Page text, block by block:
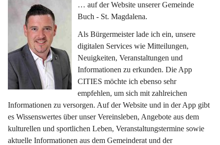
… auf der Website unserer Gemeinde
Buch - St. Magdalena.
Als Bürgermeister lade ich ein, unsere
digitalen Services wie Mitteilungen,
Neuigkeiten, Veranstaltungen und
Informationen zu erkunden. Die App
CITIES möchte ich ebenso sehr
empfehlen, um sich mit zahlreichen
Informationen zu versorgen. Auf der Website und in der App gibt
es Wissenswertes über unser Vereinsleben, Angebote aus dem
kulturellen und sportlichen Leben, Veranstaltungstermine sowie
aktuelle Informationen aus dem Gemeinderat und der